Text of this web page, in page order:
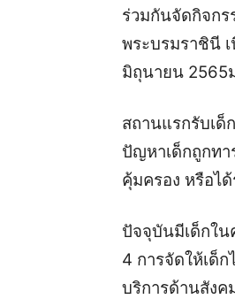
ร่วมกันจัดกิจกร
พระบรมราชินี
มิถุนายน 2565
สถานแรกรับเ
ปัญหาเด็กถูกทา
คุ้มครอง หรือไ
ปัจจุบันมีเด็กใ
4 การจัดให้เด็
บริการด้านสังค